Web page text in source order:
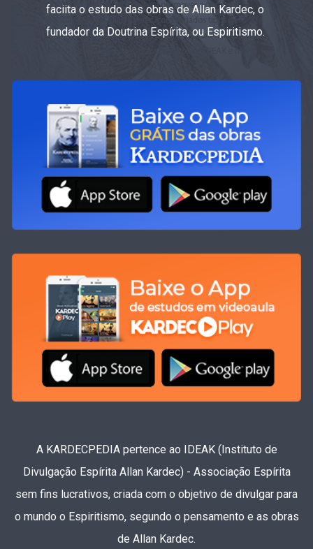
faciita o estudo das obras de Allan Kardec, o
fundador da Doutrina Espírita, ou Espiritismo.
A KARDECPEDIA pertence ao IDEAK (Instituto de
Divulgação Espírita Allan Kardec) - Associação Espírita
sem fins lucrativos, criada com o objetivo de divulgar para
o mundo o Espiritismo, segundo o pensamento e as obras
de Allan Kardec.